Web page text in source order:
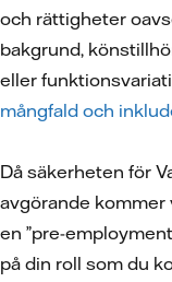
och rättigheter
bakgrund,
eller
mångfald och
Då säkerheten för
avgörande kommer
en ”pre-
på din roll som du